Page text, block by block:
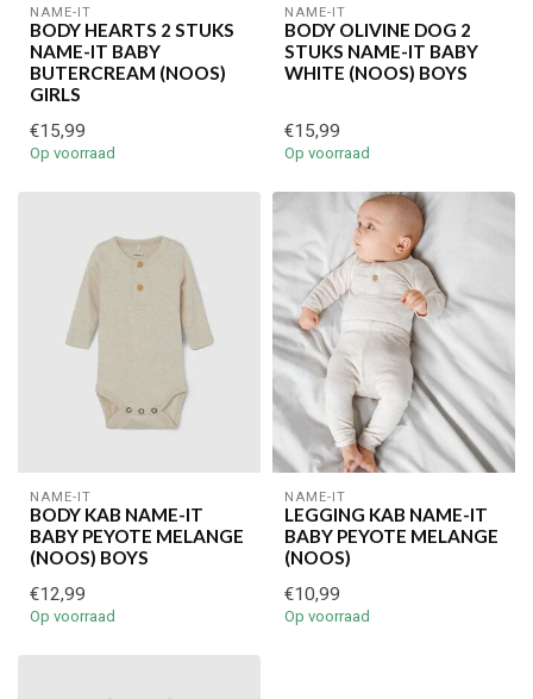
NAME-IT
BODY HEARTS 2 STUKS
NAME-IT BABY
BUTERCREAM (NOOS)
GIRLS
€15,99
Op voorraad
NAME-IT
BODY OLIVINE DOG 2
STUKS NAME-IT BABY
WHITE (NOOS) BOYS
€15,99
Op voorraad
NAME-IT
BODY KAB NAME-IT
BABY PEYOTE MELANGE
(NOOS) BOYS
€12,99
Op voorraad
NAME-IT
LEGGING KAB NAME-IT
BABY PEYOTE MELANGE
(NOOS)
€10,99
Op voorraad